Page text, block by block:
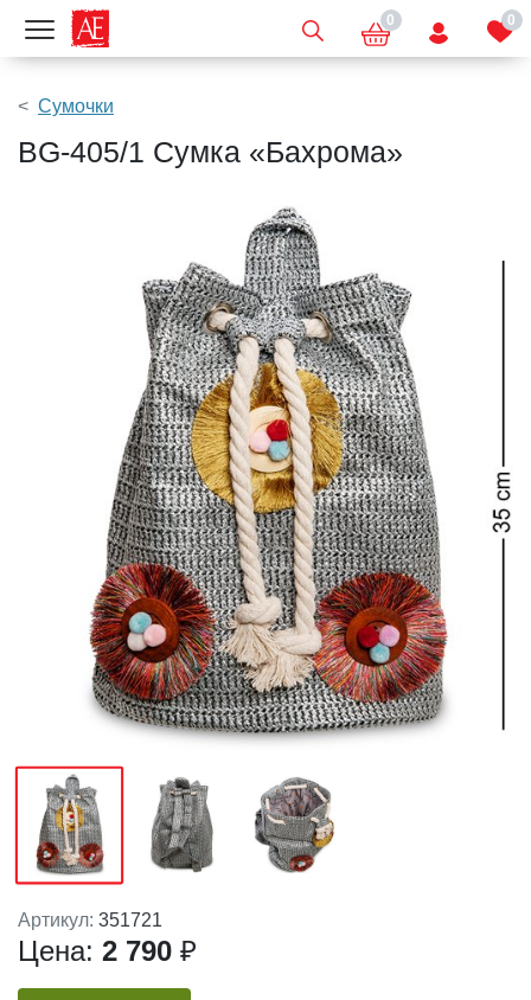
Показать меню 0 0
Сумочки
BG-405/1 Сумка «Бахрома»
Артикул: 351721
Цена: 2 790 ₽